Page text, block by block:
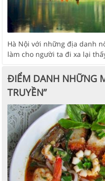
Hà Nội với những địa danh
làm cho người ta đi xa lại
ĐIỂM DANH NHỮNG
TRUYỀN”